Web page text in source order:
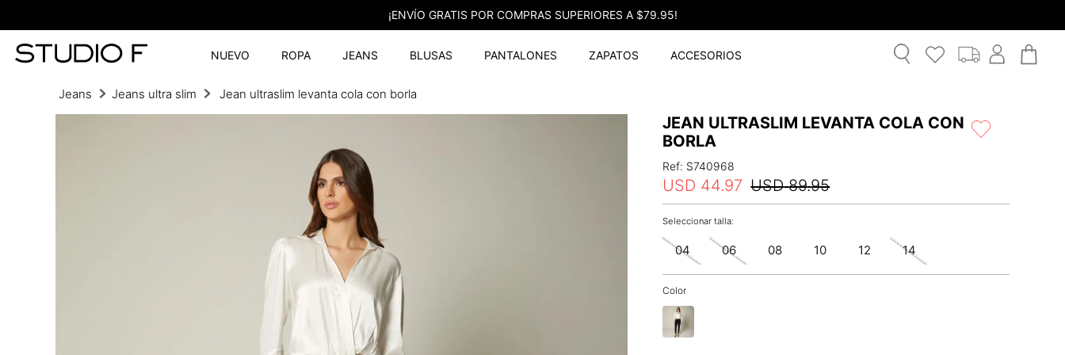
¡ENVÍO GRATIS POR COMPRAS SUPERIORES A $79.95!
NUEVO ROPA JEANS BLUSAS PANTALONES ZAPATOS ACCESORIOS
Jeans Jeans ultra slim Jean ultraslim levanta cola con borla
JEAN ULTRASLIM LEVANTA COLA CON
BORLA
Ref: S740968
USD 89.95
USD 44.97
04 06 08 10 12 14
Color